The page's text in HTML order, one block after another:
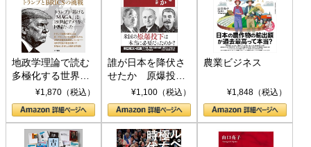
地政学理論で読む
多極化する世界：
トランプとBRICS
の挑戦
¥1,870（税込）
誰が日本を降伏さ
せたか 原爆投
下、ソ連参戦、そ
して聖断 (PHP新
書)
¥1,100（税込）
農業ビジネス
¥1,848（税込）